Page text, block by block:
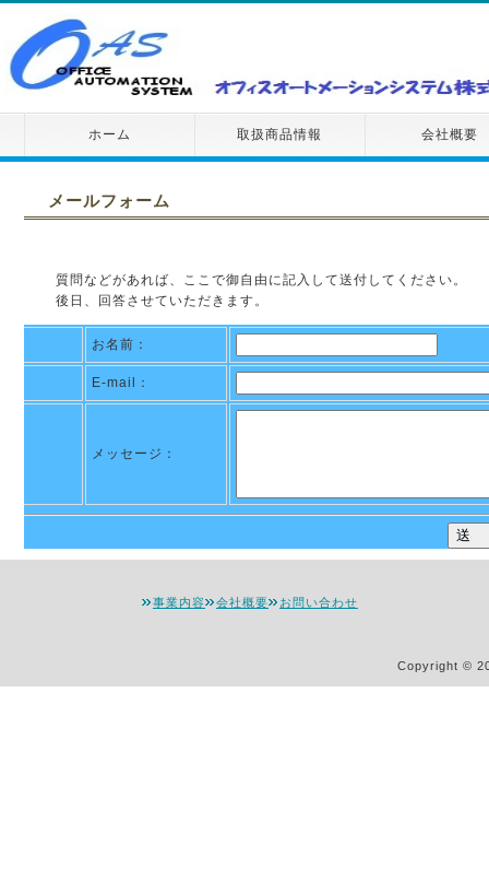
ホーム 取扱商品情報 会社概要
メールフォーム
質問などがあれば、ここで御自由に記入して送付してください。
後日、回答させていただきます。
お名前：
E-mail：
メッセージ：
事業内容 会社概要 お問い合わせ
Copyright ©